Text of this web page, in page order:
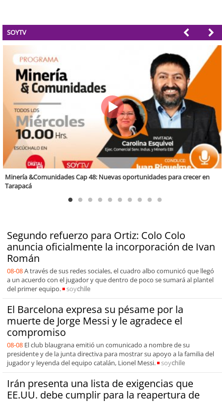
SOYTV
Valparaíso Región Sostenible Cap. 83: Calidad, ética y sostenibilidad
Segundo refuerzo para Ortiz: Colo Colo
anuncia oficialmente la incorporación de Ivan
Román
08-08A través de sus redes sociales, el cuadro albo comunicó que llegó
a un acuerdo con el jugador y que dentro de poco se sumará al plantel
del primer equipo.
soychile
El Barcelona expresa su pésame por la
muerte de Jorge Messi y le agradece el
compromiso
08-08 El club blaugrana emitió un comunicado a nombre de su
presidente y de la junta directiva para mostrar su apoyo a la familia del
jugador y leyenda del equipo catalán, Lionel Messi.
soychile
Irán presenta una lista de exigencias que
EE.UU. debe cumplir para la reapertura de